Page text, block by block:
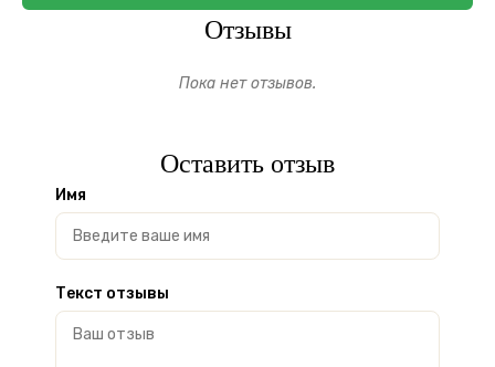
Отзывы
Пока нет отзывов.
Оставить отзыв
Имя
Текст отзывы